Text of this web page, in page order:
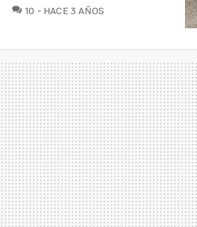
10 COMENTARIOS
HACE 3 AÑOS